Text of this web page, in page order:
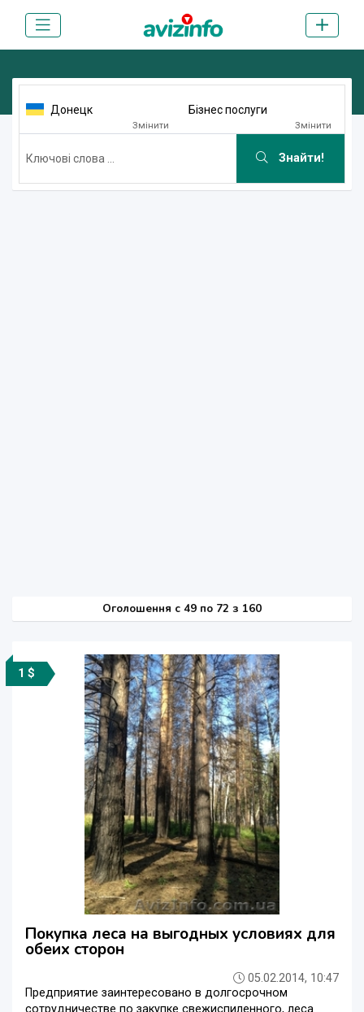
Донецк
Змінити
Бізнес послуги
Змінити
Знайти!
Оголошення c 49 по 72 з 160
1 $
Покупка леса на выгодных условиях для
обеих сторон
05.02.2014, 10:47
Предприятие заинтересовано в долгосрочном
сотрудничестве по закупке свежиспиленного, леса